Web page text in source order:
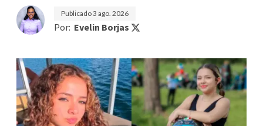
Publicado3 ago. 2026
Por: Evelin Borjas